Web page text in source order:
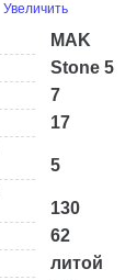
Увеличить
MAK
Stone 5
7
17
5
130
62
литой